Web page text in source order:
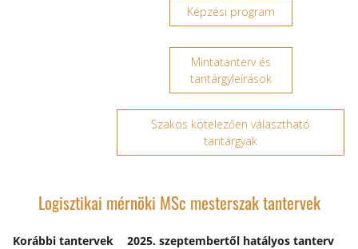
Képzési program
Mintatanterv és
tantárgyleírások
Szakos kötelezően választható
tantárgyak
Logisztikai mérnöki MSc mesterszak tantervek
Korábbi tantervek
2025. szeptembertől hatályos tanterv